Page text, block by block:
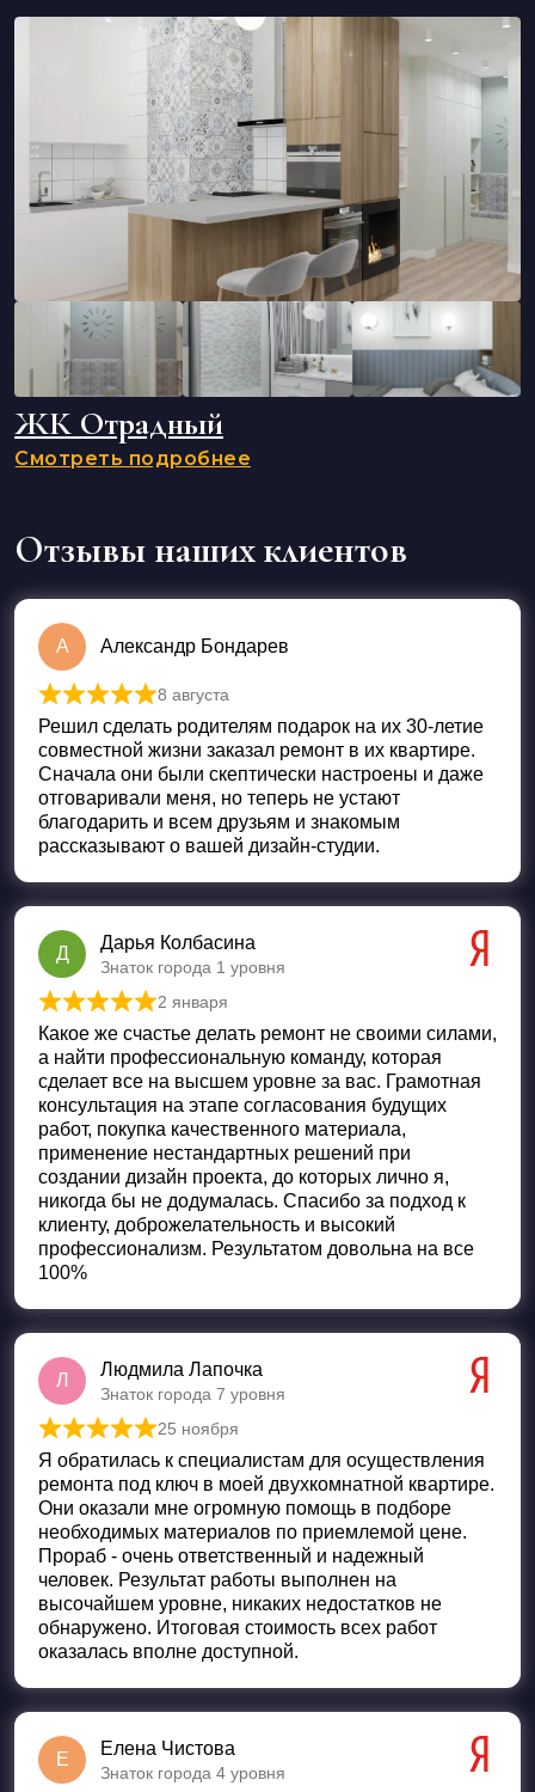
ЖК Отрадный
Смотреть подробнее
Отзывы наших клиентов
А Александр Бондарев
Оценка 5из 5
8 августа
Решил сделать родителям подарок на их 30-летие
совместной жизни заказал ремонт в их квартире.
Сначала они были скептически настроены и даже
отговаривали меня, но теперь не устают
благодарить и всем друзьям и знакомым
рассказывают о вашей дизайн-студии.
Д
Дарья Колбасина
Знаток города 1 уровня
Оценка 5из 5
2 января
Какое же счастье делать ремонт не своими силами,
а найти профессиональную команду, которая
сделает все на высшем уровне за вас. Грамотная
консультация на этапе согласования будущих
работ, покупка качественного материала,
применение нестандартных решений при
создании дизайн проекта, до которых лично я,
никогда бы не додумалась. Спасибо за подход к
клиенту, доброжелательность и высокий
профессионализм. Результатом довольна на все
100%
Л
Людмила Лапочка
Знаток города 7 уровня
Оценка5 из 5
25 ноября
Я обратилась к специалистам для осуществления
ремонта под ключ в моей двухкомнатной квартире.
Они оказали мне огромную помощь в подборе
необходимых материалов по приемлемой цене.
Прораб - очень ответственный и надежный
человек. Результат работы выполнен на
высочайшем уровне, никаких недостатков не
обнаружено. Итоговая стоимость всех работ
оказалась вполне доступной.
Е
Елена Чистова
Знаток города 4 уровня